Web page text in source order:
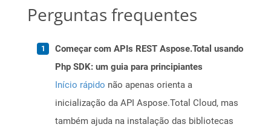
Perguntas frequentes
Começar com APIs REST Aspose.Total usando
Php SDK: um guia para principiantes
Início rápido não apenas orienta a
inicialização da API Aspose.Total Cloud, mas
também ajuda na instalação das bibliotecas